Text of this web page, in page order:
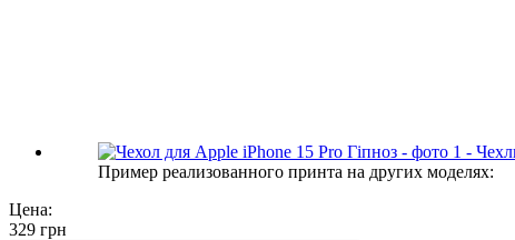
Пример реализованного принта на других моделях:
Цена:
329 грн